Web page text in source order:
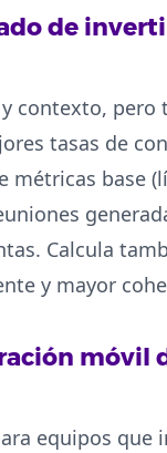
de
contexto,
tasas de
métricas base
Calcula
y mayor
móvil
equipos